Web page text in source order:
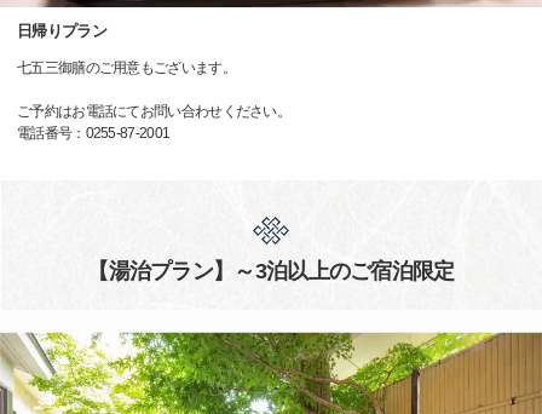
日帰りプラン
七五三御膳のご用意もございます。
ご予約はお電話にてお問い合わせください。
電話番号：0255-87-2001
【湯治プラン】～3泊以上のご宿泊限定